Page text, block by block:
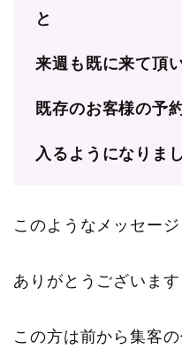
と
来週も既に来て頂
既存のお客様の予
入るようになりま
このようなメッセー
ありがとうございます
この方は前から集客